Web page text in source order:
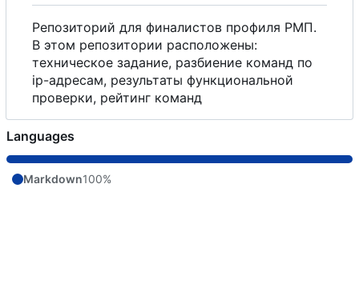
Репозиторий для финалистов профиля РМП.
В этом репозитории расположены:
техническое задание, разбиение команд по
ip-адресам, результаты функциональной
проверки, рейтинг команд
Languages
Markdown100%